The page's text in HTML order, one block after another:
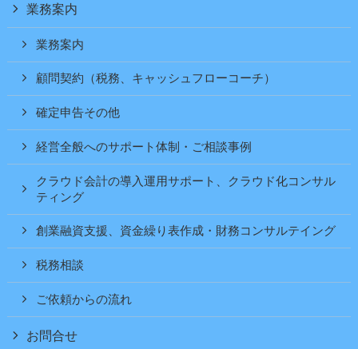
業務案内
業務案内
顧問契約（税務、キャッシュフローコーチ）
確定申告その他
経営全般へのサポート体制・ご相談事例
クラウド会計の導入運用サポート、クラウド化コンサル
ティング
創業融資支援、資金繰り表作成・財務コンサルテイング
税務相談
ご依頼からの流れ
お問合せ